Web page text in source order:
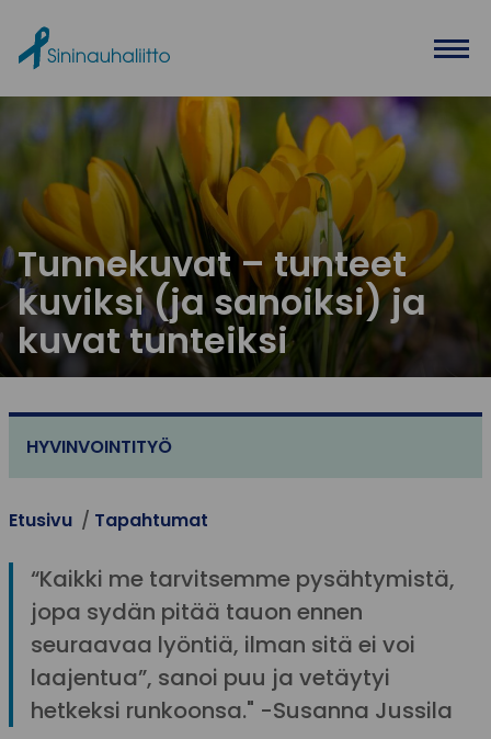
Tunnekuvat – tunteet
kuviksi (ja sanoiksi) ja
kuvat tunteiksi
HYVINVOINTITYÖ
Etusivu Tapahtumat
“Kaikki me tarvitsemme pysähtymistä,
jopa sydän pitää tauon ennen
seuraavaa lyöntiä, ilman sitä ei voi
laajentua”, sanoi puu ja vetäytyi
hetkeksi runkoonsa." -Susanna Jussila